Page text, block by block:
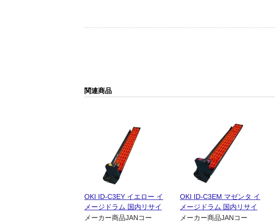
関連商品
OKI ID-C3EY イエロー イ
メージドラム 国内リサイ
クル品
メーカー商品JANコー
OKI ID-C3EM マゼンタ イ
メージドラム 国内リサイ
クル品
メーカー商品JANコー